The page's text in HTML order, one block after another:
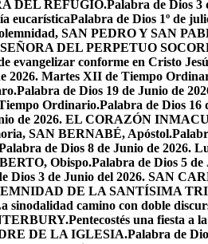
DEL REFUGIO.Palabra de Dios 3
eucarísticaPalabra de Dios 1º de
SAN PEDRO Y SAN
DEL PERPETUO
evangelizar conforme en Cristo
2026. Martes XII de Tiempo
Palabra de Dios 19 de Junio de
Ordinario.Palabra de Dios 16
de 2026. EL CORAZÓN
SAN BERNABÉ, Apóstol.
de Dios 8 de Junio de 2026.
Obispo.Palabra de Dios 5
Dios 3 de Junio del 2026. SAN
DE LA SANTÍSIMA
sinodalidad camino con doble
Pentecostés una fiesta a
DE LA IGLESIA.Palabra de